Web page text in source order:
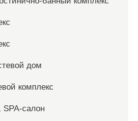
дом
комплекс
салон